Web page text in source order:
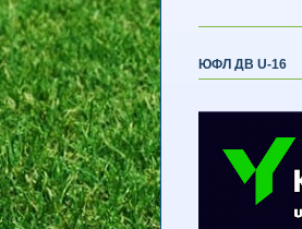
ЮФЛ ДВ U-16